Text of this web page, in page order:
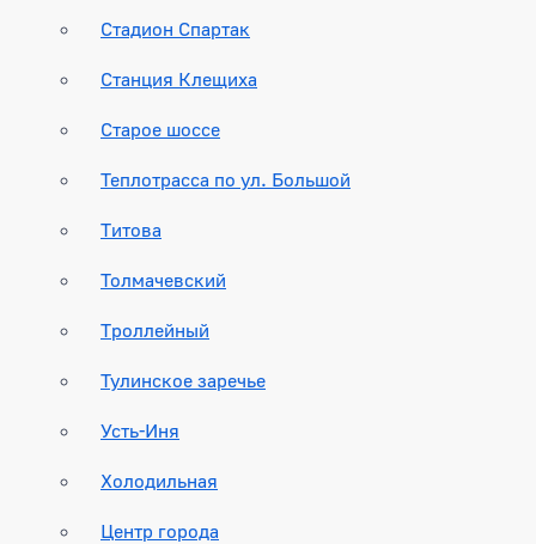
Стадион Спартак
Станция Клещиха
Старое шоссе
Теплотрасса по ул. Большой
Титова
Толмачевский
Троллейный
Тулинское заречье
Усть-Иня
Холодильная
Центр города